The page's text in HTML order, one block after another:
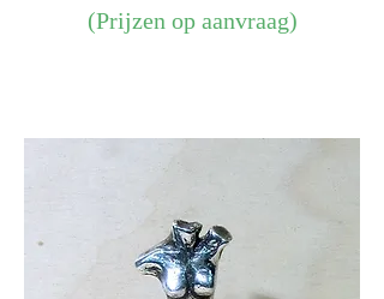
(Prijzen op aanvraag)